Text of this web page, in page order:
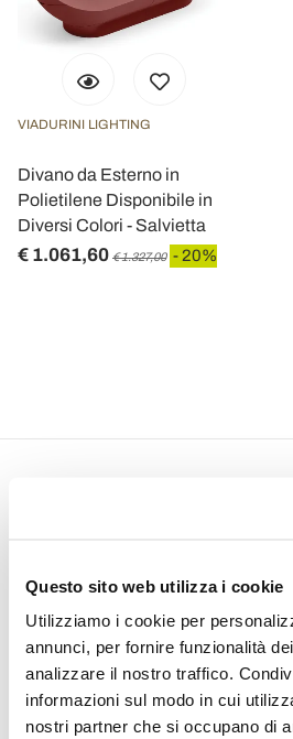
Questo sito web utilizza i cookie
Utilizziamo i cookie per
annunci, per fornire funzionalità
analizzare il nostro traffico.
informazioni sul modo in cui
nostri partner che si occupano di
VIADURINI LIGHTING
Divano da Esterno in
Polietilene Disponibile in
Diversi Colori - Salvietta
€ 1.061,60 € 1.327,00 - 20%
Email
Ho letto e accetto i Termini di
Iscriviti